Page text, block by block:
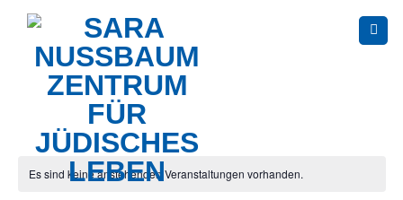
Skip
content
Es sind keine anstehenden Veranstaltungen vorhanden.